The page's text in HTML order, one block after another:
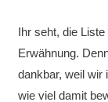
Ihr seht, die
Erwähnung.
dankbar, weil wir
wie viel damit